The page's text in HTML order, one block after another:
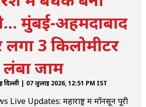
बारिश के पानी में डूबा रेलवे ट्रैक
के कारण पुणे में लैंडस्लाइड, 3 लोगों की मौत
मुंबई-अहमदाबाद
लगा 3 किलोमीटर
लंबा जाम
दिल्ली | 07 जुलाई 2026, 12:51 PM IST
Updates: महाराष्ट्र में मॉनसून पूरी